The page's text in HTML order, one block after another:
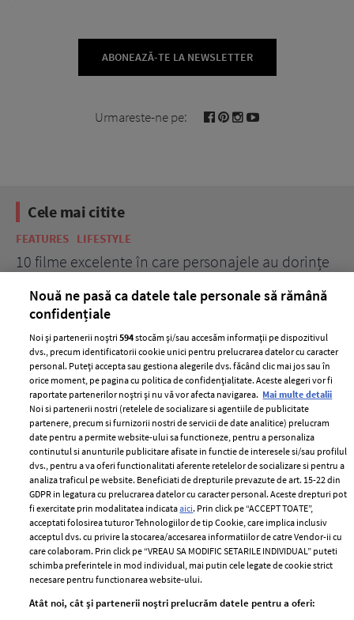
ABONEAZĂ-TE LA NEWSLETTER
Urmareste-ne pe:
Cele mai citite
FEATURES LIFESTYLE
10 filme excelente în care personajele au dorințe
ELLE Style Awards
2024
Despre ELLE
Romania
Contact
Abonamente
Termeni si conditii
Politica de
confidențialitate
Politica de cookies
Publicitate
femei
Nouă ne pasă ca datele tale personale să rămână
confidențiale
Noi și partenerii noștri594stocăm și/sau accesăm informații pe dispozitivul
dvs., precum identificatorii cookie unici pentru prelucrarea datelor cu caracter
personal. Puteți accepta sau gestiona alegerile dvs. făcând clic mai jos sau în
orice moment, pe pagina cu politica de confidențialitate. Aceste alegeri vor fi
raportate partenerilor noștri și nu vă vor afecta navigarea. Mai multe detalii
Noi si partenerii nostri (retelele de socializare si agentiile de publicitate
partenere, precum si furnizorii nostri de servicii de date analitice) prelucram
date pentru a permite website-ului sa functioneze, pentru a personaliza
continutul si anunturile publicitare afisate in functie de interesele si/sau profilul
dvs., pentru a va oferi functionalitati aferente retelelor de socializare si pentru a
analiza traficul pe website. Beneficiati de drepturile prevazute de art. 15-22 din
GDPR in legatura cu prelucrarea datelor cu caracter personal. Aceste drepturi pot
fi exercitate prin modalitatea indicataaici. Prin click pe “ACCEPT TOATE”,
acceptati folosirea tuturor Tehnologiilor de tip Cookie, care implica inclusiv
acceptul dvs. cu privire la stocarea/accesarea informatiilor de catre Vendor-ii cu
care colaboram. Prin click pe “VREAU SA MODIFIC SETARILE INDIVIDUAL” puteti
schimba preferintele in mod individual, mai putin cele legate de cookie strict
necesare pentru functionarea website-ului.
Atât noi, cât și partenerii noștri prelucrăm datele pentru a oferi: